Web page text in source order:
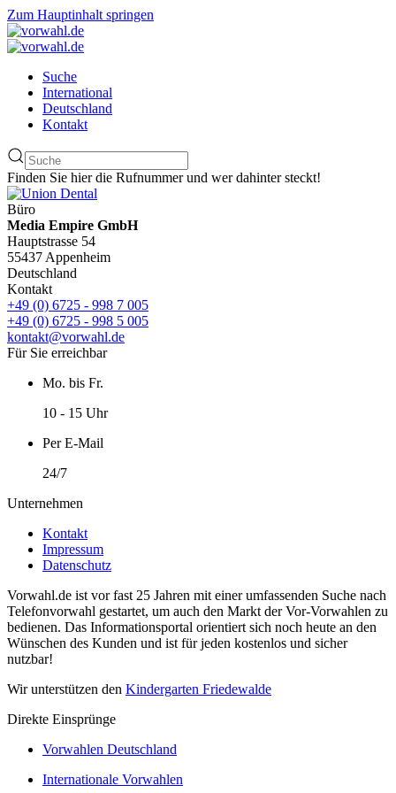
Zum Hauptinhalt springen
Suche
International
Deutschland
Kontakt
Finden Sie hier die Rufnummer und wer dahinter steckt!
Büro
Media Empire GmbH
Hauptstrasse 54
55437 Appenheim
Deutschland
Kontakt
+49 (0) 6725 - 998 7 005
+49 (0) 6725 - 998 5 005
kontakt@vorwahl.de
Für Sie erreichbar
Mo. bis Fr.
10 - 15 Uhr
Per E-Mail
24/7
Unternehmen
Kontakt
Impressum
Datenschutz
Vorwahl.de ist vor fast 25 Jahren mit einer umfassenden Suche nach
Telefonvorwahl gestartet, um auch den Markt der Vor-Vorwahlen zu
bedienen. Das Informationsportal orientiert sich noch heute an den
Wünschen des Kunden und ist für jeden kostenlos und sicher
nutzbar!
Wir unterstützen den Kindergarten Friedewalde
Direkte Einsprünge
Vorwahlen Deutschland
Internationale Vorwahlen